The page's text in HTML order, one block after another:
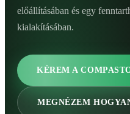
előállításában és egy
kialakításában.
KÉREM A
MEGNÉZEM